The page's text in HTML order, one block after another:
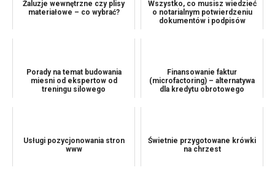
Żaluzje wewnętrzne czy plisy
materiałowe – co wybrać?
Wszystko, co musisz wiedzieć
o notarialnym potwierdzeniu
dokumentów i podpisów
Porady na temat budowania
miesni od ekspertow od
treningu silowego
Finansowanie faktur
(microfactoring) – alternatywa
dla kredytu obrotowego
Usługi pozycjonowania stron
www
Świetnie przygotowane krówki
na chrzest